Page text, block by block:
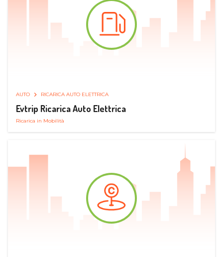
AUTO RICARICA AUTO ELETTRICA
Evtrip Ricarica Auto Elettrica
Ricarica in Mobilità